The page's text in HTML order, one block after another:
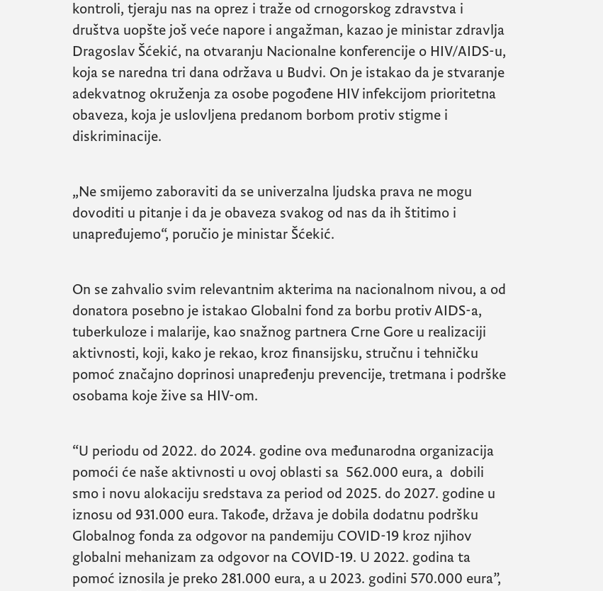
kontroli, tjeraju nas na oprez i traže od crnogorskog zdravstva i
društva uopšte još veće napore i angažman, kazao je ministar zdravlja
Dragoslav Šćekić, na otvaranju Nacionalne konferencije o HIV/AIDS-u,
koja se naredna tri dana održava u Budvi. On je istakao da je stvaranje
adekvatnog okruženja za osobe pogođene HIV infekcijom prioritetna
obaveza, koja je uslovljena predanom borbom protiv stigme i
diskriminacije.
„Ne smijemo zaboraviti da se univerzalna ljudska prava ne mogu
dovoditi u pitanje i da je obaveza svakog od nas da ih štitimo i
unapređujemo“, poručio je ministar Šćekić.
On se zahvalio svim relevantnim akterima na nacionalnom nivou, a od
donatora posebno je istakao Globalni fond za borbu protivAIDS-a,
tuberkuloze i malarije, kao snažnog partnera Crne Gore u realizaciji
aktivnosti, koji, kako je rekao, kroz finansijsku, stručnu i tehničku
pomoć značajno doprinosi unapređenju prevencije, tretmana i podrške
osobama koje žive sa HIV-om.
“U periodu od 2022. do 2024. godine ova međunarodna organizacija
pomoći će naše aktivnosti u ovoj oblasti sa 562.000 eura, a dobili
smo i novu alokaciju sredstava za period od 2025. do 2027. godine u
iznosu od 931.000 eura. Takođe, država je dobila dodatnu podršku
Globalnog fonda za odgovor na pandemiju COVID-19 kroz njihov
globalni mehanizam za odgovor na COVID-19. U 2022. godina ta
pomoć iznosila je preko 281.000 eura, a u 2023. godini 570.000 eura”,